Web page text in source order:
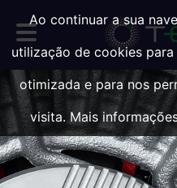
Ao continuar a sua
utilização de cookies
otimizada e para nos
visita. Mais